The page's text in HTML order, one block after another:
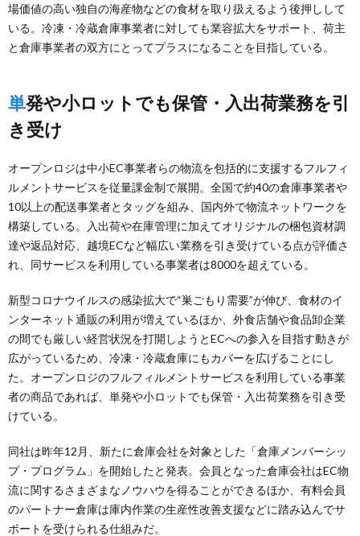
場価値の高い独自の海産物などの食材を取り扱えるよう後押しして
いる。冷凍・冷蔵倉庫事業者に対しても業容拡大をサポート、荷主
と倉庫事業者の双方にとってプラスになることを目指している。
単発や小ロットでも保管・入出荷業務を引
き受け
オープンロジは中小EC事業者らの物流を包括的に支援するフルフィ
ルメントサービスを従量課金制で展開。全国で約40の倉庫事業者や
10以上の配送事業者とタッグを組み、国内外で物流ネットワークを
構築している。入出荷や在庫管理に加えてオリジナルの梱包資材調
達や返品対応、越境ECなど幅広い業務を引き受けている点が評価さ
れ、同サービスを利用している事業者は8000を超えている。
新型コロナウイルスの感染拡大で“巣ごもり需要”が伸び、食材のイ
ンターネット通販の利用が増えているほか、外食店舗や食品卸企業
の間でも厳しい経営状況を打開しようとECへの参入を目指す動きが
広がっているため、冷凍・冷蔵倉庫にもカバーを広げることにし
た。オープンロジのフルフィルメントサービスを利用している事業
者の商品であれば、単発や小ロットでも保管・入出荷業務を引き受
けている。
同社は昨年12月、新たに倉庫会社を対象とした「倉庫メンバーシッ
プ・プログラム」を開始したと発表。会員となった倉庫会社はEC物
流に関するさまざまなノウハウを得ることができるほか、有料会員
のパートナー倉庫は庫内作業の生産性改善支援などに踏み込んでサ
ポートを受けられる仕組みだ。